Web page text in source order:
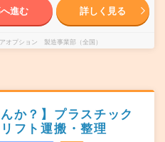
進む 詳しく見る
オプション 製造事業部（全国）
か？】プラスチック
フト運搬・整理